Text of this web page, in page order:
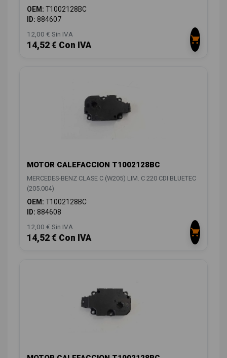
OEM: T1002128BC
ID: 884607
12,00 € Sin IVA
14,52 € Con IVA
MOTOR CALEFACCION T1002128BC
MERCEDES-BENZ CLASE C (W205) LIM. C 220 CDI BLUETEC
(205.004)
OEM: T1002128BC
ID: 884608
12,00 € Sin IVA
14,52 € Con IVA